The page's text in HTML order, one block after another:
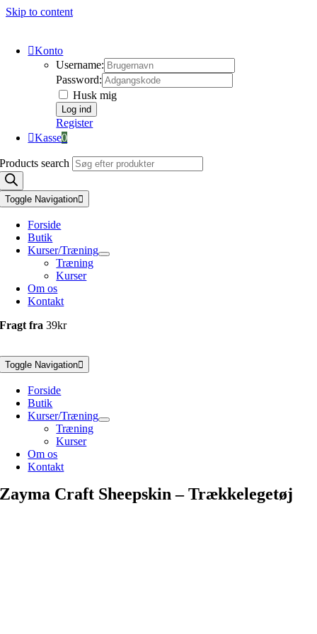
Skip to content
Konto
Username:
Password:
Husk mig
Register
Kasse0
Products search
Toggle Navigation
Forside
Butik
Kurser/Træning
Træning
Kurser
Om os
Kontakt
Fragt fra39kr
Toggle Navigation
Forside
Butik
Kurser/Træning
Træning
Kurser
Om os
Kontakt
Zayma Craft Sheepskin – Trækkelegetøj